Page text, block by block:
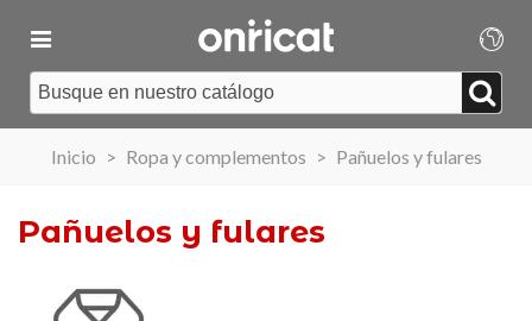
Inicio > Ropa y complementos > Pañuelos y fulares
Pañuelos y fulares